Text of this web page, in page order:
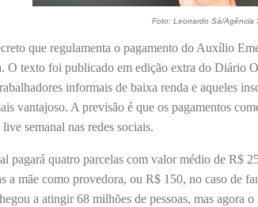
Foto: Leonardo Sá/Agência
que regulamenta o pagamento do Auxílio
O texto foi publicado em edição extra do Diário
informais de baixa renda e aqueles
vantajoso. A previsão é que os pagamentos
semanal nas redes sociais.
pagará quatro parcelas com valor médio de R$
a mãe como provedora, ou R$ 150, no caso de
a atingir 68 milhões de pessoas, mas agora